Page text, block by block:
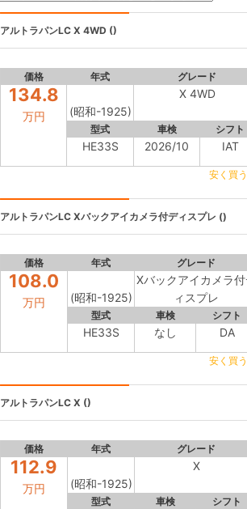
アルトラパンLC X 4WD ()
価格 年式 グレード
134.8
万円 (昭和-1925)
X 4WD
型式 車検 シフト
HE33S 2026/10 IAT
安く買
アルトラパンLC Xバックアイカメラ付ディスプレ ()
価格 年式 グレード
108.0
万円 (昭和-1925)
Xバックアイカメラ
ィスプレ
型式 車検 シフト
HE33S なし DA
安く買
アルトラパンLC X ()
価格 年式 グレード
112.9
万円 (昭和-1925)
X
型式 車検 シフト